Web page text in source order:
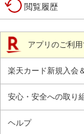
閲覧履歴
アプリのご利
楽天カード新規入会
安心・安全への取り
ヘルプ